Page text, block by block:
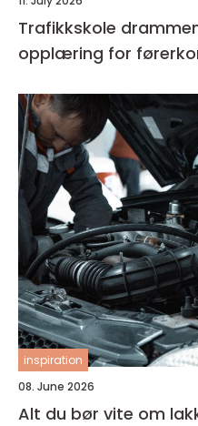
Trafikkskole drammen slik finner du
opplæring for
inspiration
08. June 2026
Alt du bør vite om